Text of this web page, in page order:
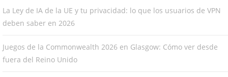
La Ley de IA de la UE y tu privacidad: lo que los usuarios de VPN
deben saber en 2026
Juegos de la Commonwealth 2026 en Glasgow: Cómo ver desde
fuera del Reino Unido